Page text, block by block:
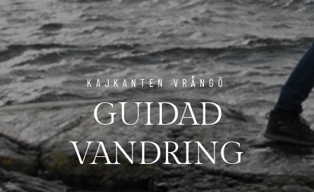
KAJKANTEN VRÅNGÖ
GUIDAD
VANDRING